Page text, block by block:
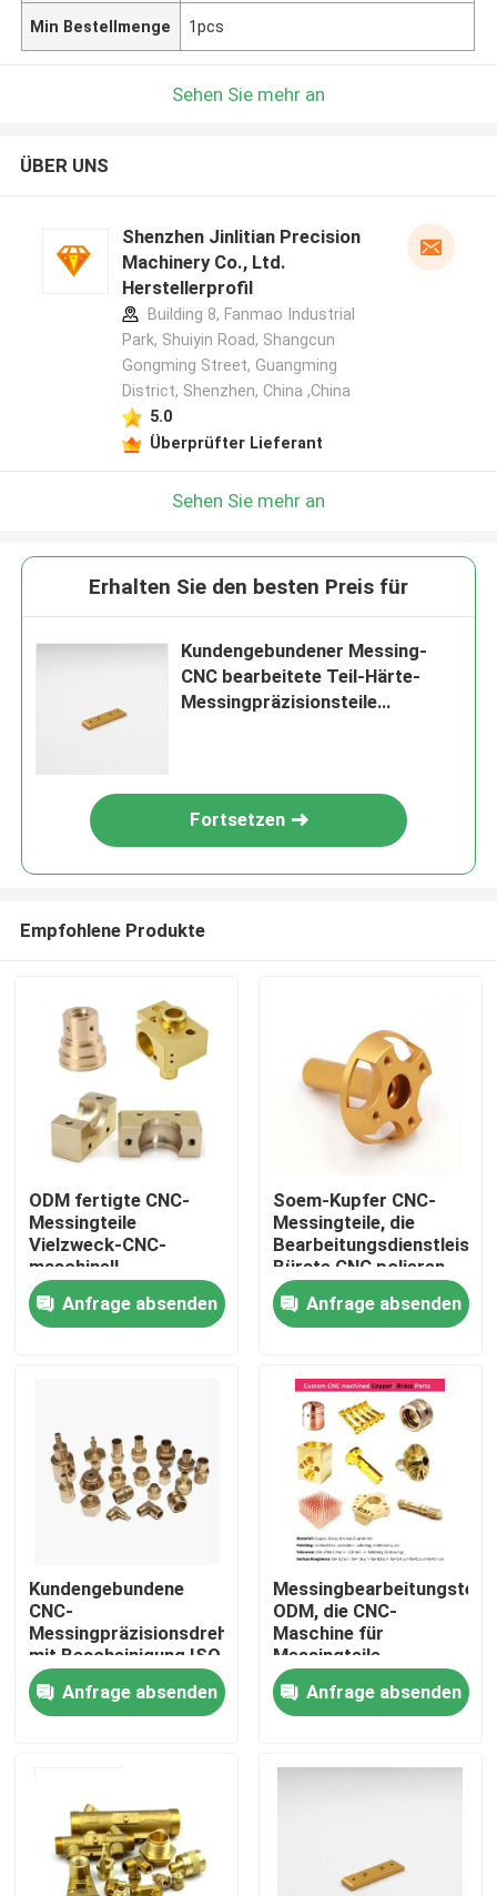
Startseite
Produkte
VR Show
Fabrik Tour
Qualitätskontrolle
Kundenspezifische CNC-Teile
CNC-Frästeile
Min Bestellmenge 1pcs
Sehen Sie mehr an
ÜBER UNS
Shenzhen Jinlitian Precision
Machinery Co., Ltd.
Herstellerprofil
Building 8, Fanmao Industrial
Park, Shuiyin Road, Shangcun
Gongming Street, Guangming
District, Shenzhen, China ,China
5.0
Überprüfter Lieferant
Sehen Sie mehr an
Erhalten Sie den besten Preis für
Kundengebundener Messing-
CNC bearbeitete Teil-Härte-
Messingpräzisionsteile
Fortsetzen
Empfohlene Produkte
ODM fertigte CNC-
Messingteile
Vielzweck-CNC-
maschinell
bearbeitenden
Messingservice
besonders an
Anfrage absenden
Soem-Kupfer CNC-
Messingteile, die
Bürste CNC polieren
Anfrage absenden
Kundengebundene
CNC-
Messingpräzisionsdrehteile
mit Bescheinigung ISO
9001
Anfrage absenden
Messingbearbeitungsteile
ODM, die CNC-
Maschine für
Messingteile
anodisieren
Anfrage absenden